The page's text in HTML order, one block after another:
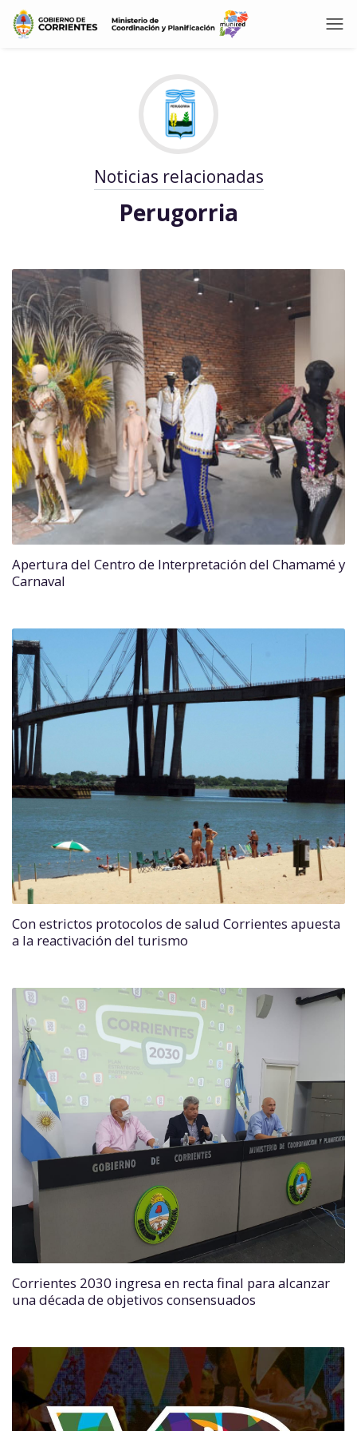
Noticias relacionadas
Perugorria
Apertura del Centro de Interpretación del Chamamé y
Carnaval
Con estrictos protocolos de salud Corrientes apuesta
a la reactivación del turismo
Corrientes 2030 ingresa en recta final para alcanzar
una década de objetivos consensuados